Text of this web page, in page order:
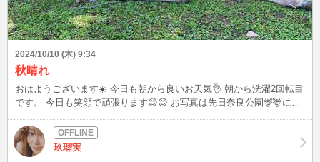
2024/10/10 (木) 9:34
秋晴れ
おはようございます☀️ 今日も朝から良いお天気👌 朝から洗濯2回転目
です。 今日も笑顔で頑張ります😊😊 お写真は先日奈良公園🦌🦌に行
玖瑠実